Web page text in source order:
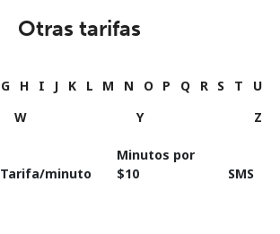
Otras tarifas
G H I J K L M N O P Q R S T
U
W Y Z
Tarifa/minuto
Minutos por
⁦$10⁩
SMS